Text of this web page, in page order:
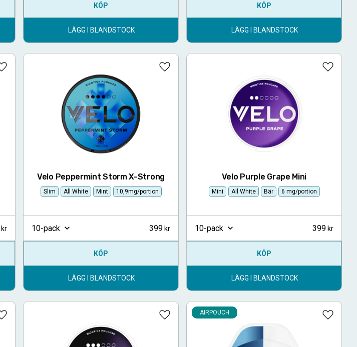
KÖP
LÄGG I BLANDSTOCK
KÖP
LÄGG I BLANDSTOCK
Lägg till i favoriter
Velo Peppermint Storm X-Strong
Slim All White Mint 10,9mg/portion
Lägg till i favoriter
10-pack 399
KÖP
LÄGG I BLANDSTOCK
Velo Purple Grape Mini
Mini All White Bär 6 mg/portion
Lägg
10-pack 399
KÖP
LÄGG I BLANDSTOCK
Lägg till i favoriter Lägg till i favoriter
AIRPOUCH
Lägg